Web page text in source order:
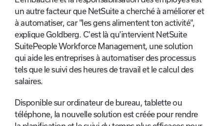
un autre facteur que NetSuite a cherché à améliorer et
à automatiser, car "les gens alimentent ton activité",
explique Goldberg. C'est là qu'intervient NetSuite
SuitePeople Workforce Management, une solution
qui aide les entreprises à automatiser des processus
tels que le suivi des heures de travail et le calcul des
salaires.
Disponible sur ordinateur de bureau, tablette ou
téléphone, la nouvelle solution est créée pour rendre